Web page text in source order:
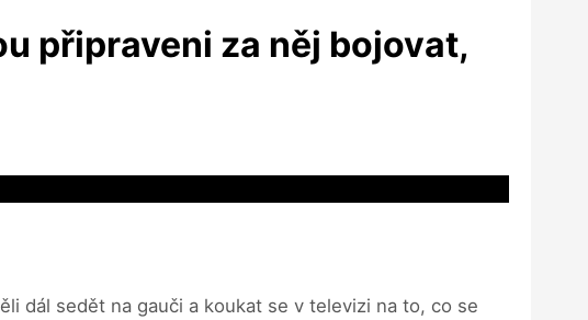
připraveni za něj bojovat,
dál sedět na gauči a koukat se v televizi na to, co se